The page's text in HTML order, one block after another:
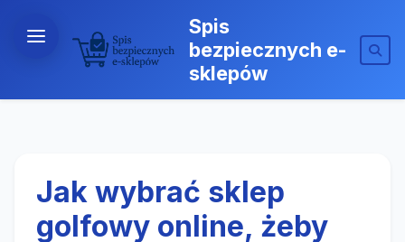
Spis
bezpiecznych e-
sklepów
Jak wybrać sklep
golfowy online, żeby